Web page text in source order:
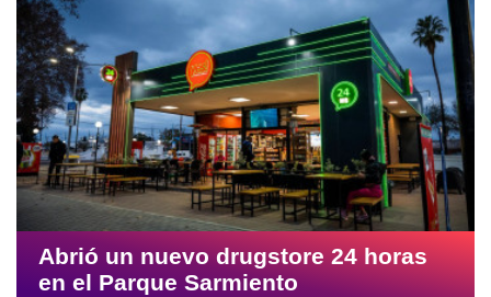
Abrió un nuevo drugstore 24 horas
en el Parque Sarmiento